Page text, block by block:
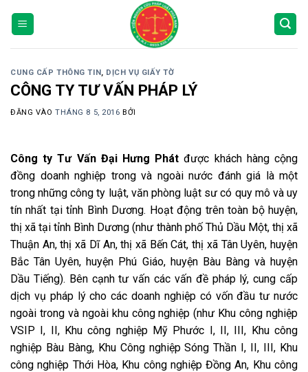
CUNG CẤP THÔNG TIN, DỊCH VỤ GIẤY TỜ
CÔNG TY TƯ VẤN PHÁP LÝ
ĐĂNG VÀOTHÁNG 8 5, 2016 BỞI
Công ty Tư Vấn Đại Hưng Phát được khách hàng cộng
đồng doanh nghiệp trong và ngoài nước đánh giá là một
trong những công ty luật, văn phòng luật sư có quy mô và uy
tín nhất tại tỉnh Bình Dương. Hoạt động trên toàn bộ huyện,
thị xã tại tỉnh Bình Dương (như thành phố Thủ Dầu Một, thị xã
Thuận An, thị xã Dĩ An, thị xã Bến Cát, thị xã Tân Uyên, huyện
Bắc Tân Uyên, huyện Phú Giáo, huyện Bàu Bàng và huyện
Dầu Tiếng). Bên cạnh tư vấn các vấn đề pháp lý, cung cấp
dịch vụ pháp lý cho các doanh nghiệp có vốn đầu tư nước
ngoài trong và ngoài khu công nghiệp (như Khu công nghiệp
VSIP I, II, Khu công nghiệp Mỹ Phước I, II, III, Khu công
nghiệp Bàu Bàng, Khu Công nghiệp Sóng Thần I, II, III, Khu
công nghiệp Thới Hòa, Khu công nghiệp Đồng An, Khu công